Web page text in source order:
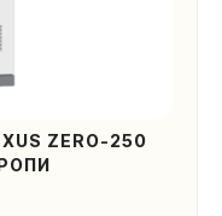
ZERO-250